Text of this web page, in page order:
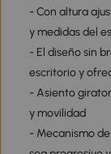
- Con altura
y medidas del
- El diseño sin
escritorio y
- Asiento
y movilidad
- Mecanismo